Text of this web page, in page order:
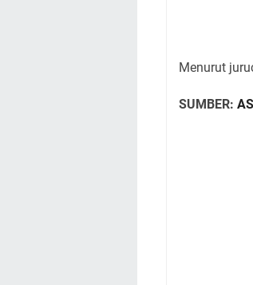
Menurut
SUMBER: